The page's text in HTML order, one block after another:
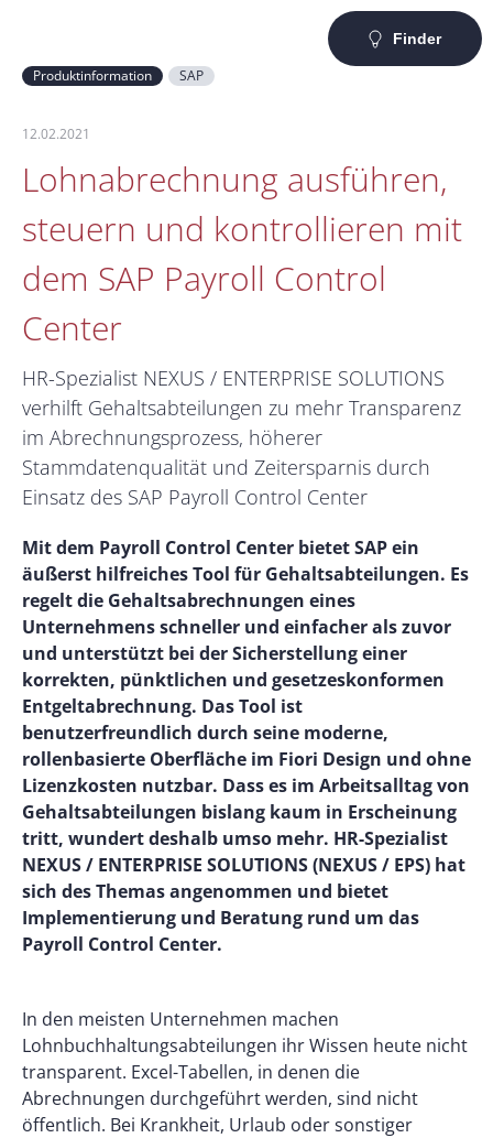
Finder
Produktinformation SAP
12.02.2021
Lohnabrechnung ausführen,
steuern und kontrollieren mit
dem SAP Payroll Control
Center
HR-Spezialist NEXUS / ENTERPRISE SOLUTIONS
verhilft Gehaltsabteilungen zu mehr Transparenz
im Abrechnungsprozess, höherer
Stammdatenqualität und Zeitersparnis durch
Einsatz des SAP Payroll Control Center
Mit dem Payroll Control Center bietet SAP ein
äußerst hilfreiches Tool für Gehaltsabteilungen. Es
regelt die Gehaltsabrechnungen eines
Unternehmens schneller und einfacher als zuvor
und unterstützt bei der Sicherstellung einer
korrekten, pünktlichen und gesetzeskonformen
Entgeltabrechnung. Das Tool ist
benutzerfreundlich durch seine moderne,
rollenbasierte Oberfläche im Fiori Design und ohne
Lizenzkosten nutzbar. Dass es im Arbeitsalltag von
Gehaltsabteilungen bislang kaum in Erscheinung
tritt, wundert deshalb umso mehr. HR-Spezialist
NEXUS / ENTERPRISE SOLUTIONS (NEXUS / EPS) hat
sich des Themas angenommen und bietet
Implementierung und Beratung rund um das
Payroll Control Center.
In den meisten Unternehmen machen
Lohnbuchhaltungsabteilungen ihr Wissen heute nicht
transparent. Excel-Tabellen, in denen die
Abrechnungen durchgeführt werden, sind nicht
öffentlich. Bei Krankheit, Urlaub oder sonstiger